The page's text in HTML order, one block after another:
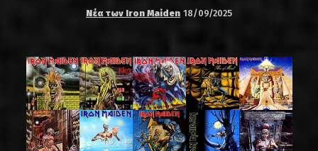
Νέα των Iron Maiden 18/09/2025